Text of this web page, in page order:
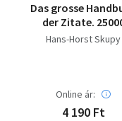
Das grosse
der Zitate.
treffende
Hans-Horst Skupy
Online ár:
4 190 Ft